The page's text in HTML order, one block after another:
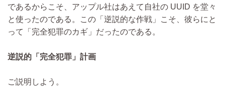
であるからこそ、アップル社はあえて自社の UUID を堂々
と使ったのである。この「逆説的な作戦」こそ、彼らにと
って「完全犯罪のカギ」だったのである。
逆説的「完全犯罪」計画
ご説明しよう。